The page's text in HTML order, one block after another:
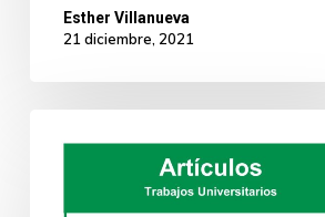
Esther Villanueva
21 diciembre, 2021